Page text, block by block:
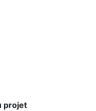
projet